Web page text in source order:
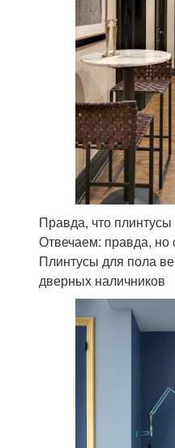
Правда, что
Отвечаем: правда,
Плинтусы для пола
дверных наличников